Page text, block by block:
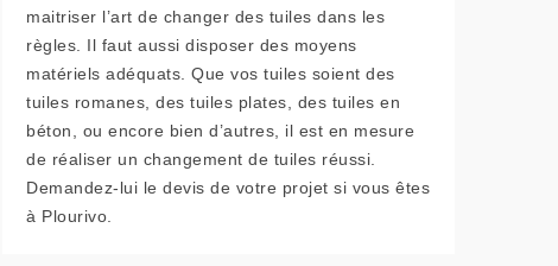
maitriser l’art de changer des tuiles dans les
règles. Il faut aussi disposer des moyens
matériels adéquats. Que vos tuiles soient des
tuiles romanes, des tuiles plates, des tuiles en
béton, ou encore bien d’autres, il est en mesure
de réaliser un changement de tuiles réussi.
Demandez-lui le devis de votre projet si vous êtes
à Plourivo.